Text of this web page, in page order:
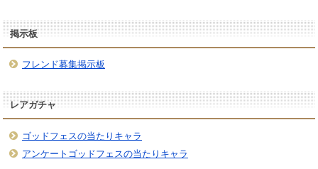
掲示板
フレンド募集掲示板
レアガチャ
ゴッドフェスの当たりキャラ
アンケートゴッドフェスの当たりキャラ